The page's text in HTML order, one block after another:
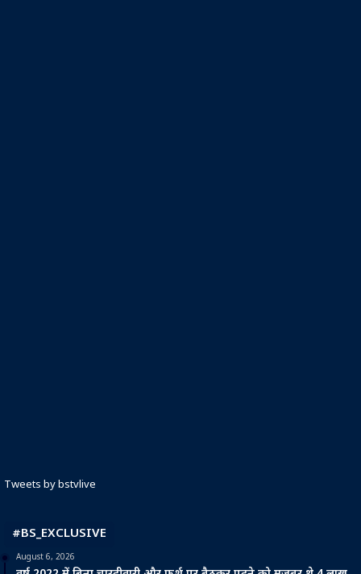
Tweets by bstvlive
#BS_EXCLUSIVE
August 6, 2026